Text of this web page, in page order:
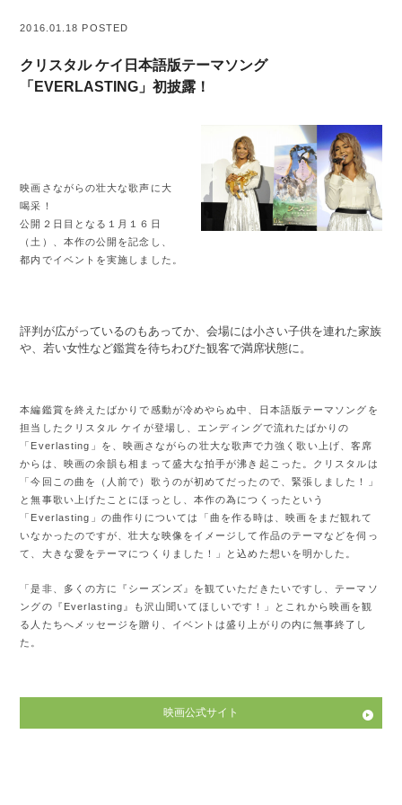
2016.01.18 POSTED
クリスタル ケイ日本語版テーマソング
「EVERLASTING」初披露！
映画さながらの壮大な歌声に大
喝采！
公開２日目となる１月１６日
（土）、本作の公開を記念し、
都内でイベントを実施しました。
評判が広がっているのもあってか、会場には小さい子供を連れた家族
や、若い女性など鑑賞を待ちわびた観客で満席状態に。
本編鑑賞を終えたばかりで感動が冷めやらぬ中、日本語版テーマソングを
担当したクリスタル ケイが登場し、エンディングで流れたばかりの
「Everlasting」を、映画さながらの壮大な歌声で力強く歌い上げ、客席
からは、映画の余韻も相まって盛大な拍手が沸き起こった。クリスタルは
「今回この曲を（人前で）歌うのが初めてだったので、緊張しました！」
と無事歌い上げたことにほっとし、本作の為につくったという
「Everlasting」の曲作りについては「曲を作る時は、映画をまだ観れて
いなかったのですが、壮大な映像をイメージして作品のテーマなどを伺っ
て、大きな愛をテーマにつくりました！」と込めた想いを明かした。
「是非、多くの方に『シーズンズ』を観ていただきたいですし、テーマソ
ングの『Everlasting』も沢山聞いてほしいです！」とこれから映画を観
る人たちへメッセージを贈り、イベントは盛り上がりの内に無事終了し
た。
映画公式サイト